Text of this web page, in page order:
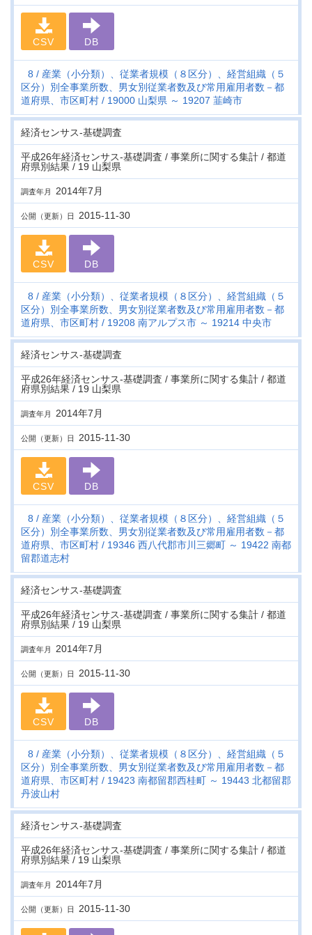
CSV DB
8
産業（小分類）、従業者規模（８区分）、経営組織（５
区分）別全事業所数、男女別従業者数及び常用雇用者数－都
道府県、市区町村
19000 山梨県 ～ 19207 韮崎市
経済センサス‐基礎調査
平成26年経済センサス‐基礎調査 / 事業所に関する集計 / 都道
府県別結果 / 19 山梨県
調査年月 2014年7月
公開（更新）日 2015-11-30
CSV DB
8
産業（小分類）、従業者規模（８区分）、経営組織（５
区分）別全事業所数、男女別従業者数及び常用雇用者数－都
道府県、市区町村
19208 南アルプス市 ～ 19214 中央市
経済センサス‐基礎調査
平成26年経済センサス‐基礎調査 / 事業所に関する集計 / 都道
府県別結果 / 19 山梨県
調査年月 2014年7月
公開（更新）日 2015-11-30
CSV DB
8
産業（小分類）、従業者規模（８区分）、経営組織（５
区分）別全事業所数、男女別従業者数及び常用雇用者数－都
道府県、市区町村
19346 西八代郡市川三郷町 ～ 19422 南都
留郡道志村
経済センサス‐基礎調査
平成26年経済センサス‐基礎調査 / 事業所に関する集計 / 都道
府県別結果 / 19 山梨県
調査年月 2014年7月
公開（更新）日 2015-11-30
CSV DB
8
産業（小分類）、従業者規模（８区分）、経営組織（５
区分）別全事業所数、男女別従業者数及び常用雇用者数－都
道府県、市区町村
19423 南都留郡西桂町 ～ 19443 北都留郡
丹波山村
経済センサス‐基礎調査
平成26年経済センサス‐基礎調査 / 事業所に関する集計 / 都道
府県別結果 / 19 山梨県
調査年月 2014年7月
公開（更新）日 2015-11-30